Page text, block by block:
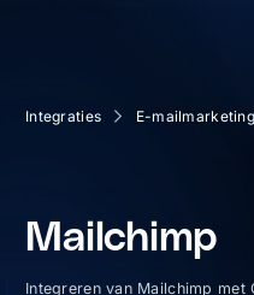
Integraties E-mailmarketing
Mailchimp
Integreren van Mailchimp